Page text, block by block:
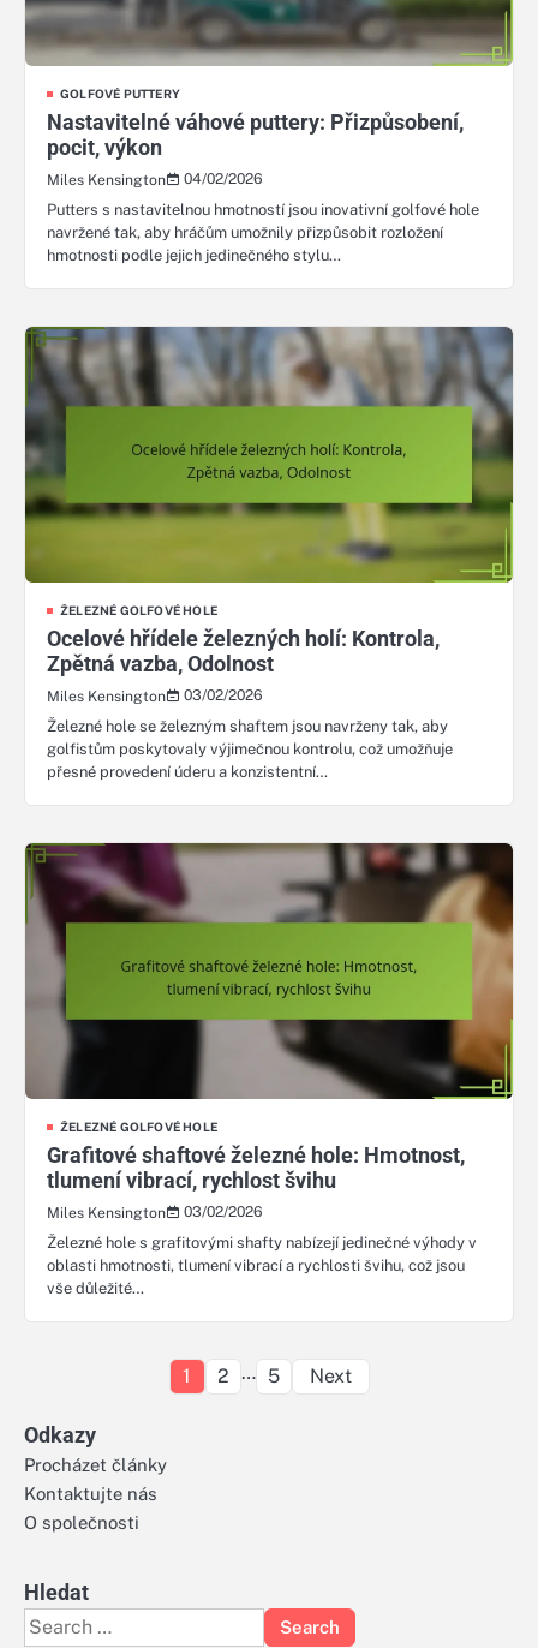
GOLFOVÉ PUTTERY
Nastavitelné váhové puttery: Přizpůsobení,
pocit, výkon
Miles Kensington
04/02/2026
Putters s nastavitelnou hmotností jsou inovativní golfové hole
navržené tak, aby hráčům umožnily přizpůsobit rozložení
hmotnosti podle jejich jedinečného stylu…
ŽELEZNÉ GOLFOVÉ HOLE
Ocelové hřídele železných holí: Kontrola,
Zpětná vazba, Odolnost
Miles Kensington
03/02/2026
Železné hole se železným shaftem jsou navrženy tak, aby
golfistům poskytovaly výjimečnou kontrolu, což umožňuje
přesné provedení úderu a konzistentní…
ŽELEZNÉ GOLFOVÉ HOLE
Grafitové shaftové železné hole: Hmotnost,
tlumení vibrací, rychlost švihu
Miles Kensington
03/02/2026
Železné hole s grafitovými shafty nabízejí jedinečné výhody v
oblasti hmotnosti, tlumení vibrací a rychlosti švihu, což jsou
vše důležité…
Posts
1 2 … 5 Next
Odkazy
Procházet články
Kontaktujte nás
O společnosti
Hledat
Search